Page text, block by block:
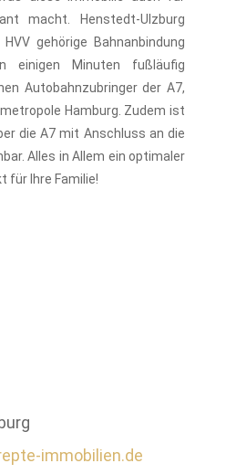
macht. Henstedt-Ulzburg
gehörige Bahnanbindung
einigen Minuten fußläufig
Autobahnzubringer der A7,
Hamburg. Zudem ist
die A7 mit Anschluss an die
Alles in Allem ein optimaler
für Ihre Familie!
immobilien.de